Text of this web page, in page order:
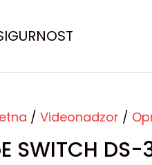
/ Videonadzor /
SWITCH DS-